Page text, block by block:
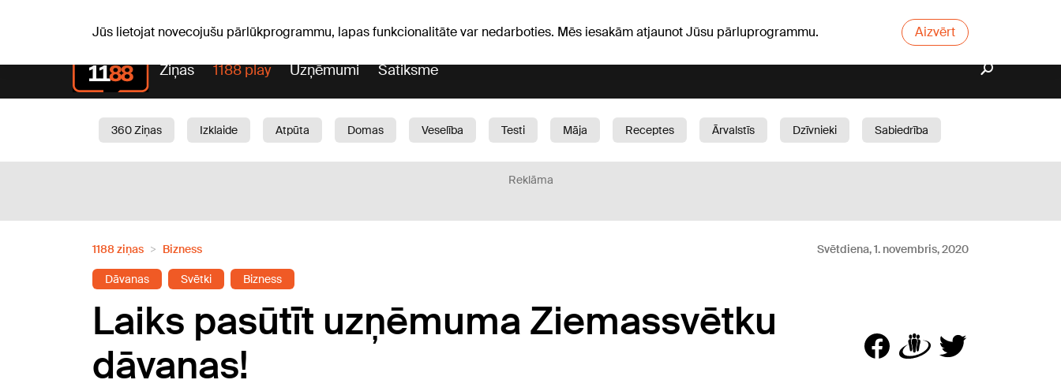
Jūs lietojat novecojušu pārlūkprogrammu, lapas funkcionalitāte var nedarboties. Mēs iesakām atjaunot Jūsu pārluprogrammu. Aizvērt
Ziņas 1188 play Uzņēmumi Satiksme
360 Ziņas Izklaide Atpūta Domas Veselība Testi Māja Receptes Ārvalstīs Dzīvnieki
Sabiedrība
Reklāma
1188 ziņas Bizness Svētdiena, 1. novembris, 2020
Dāvanas Svētki Bizness
Laiks pasūtīt uzņēmuma Ziemassvētku
dāvanas!